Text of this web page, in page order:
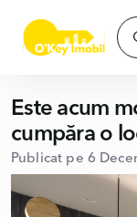
Este acum
cumpăra o
Publicat pe 6